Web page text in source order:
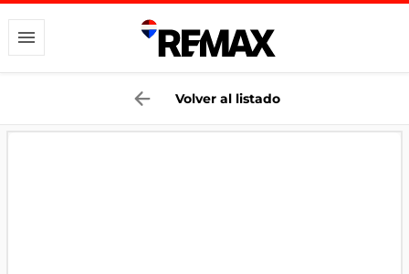
Volver al listado